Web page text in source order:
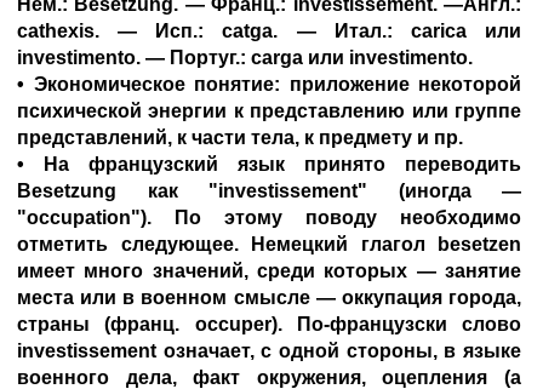
Нем.: Besetzung. — Франц.: investissement. —Англ.:
cathexis. — Исп.: catga. — Итал.: carica или
investimento. — Португ.: carga или investimento.
• Экономическое понятие: приложение некоторой
психической энергии к представлению или группе
представлений, к части тела, к предмету и пр.
• На французский язык принято переводить
Besetzung как "investissement" (иногда —
"occupation"). По этому поводу необходимо
отметить следующее. Немецкий глагол besetzen
имеет много значений, среди которых — занятие
места или в военном смысле — оккупация города,
страны (франц. occuper). По-французски слово
investissement означает, с одной стороны, в языке
военного дела, факт окружения, оцепления (а